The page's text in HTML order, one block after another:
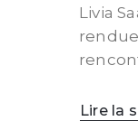
Livia
Lire la